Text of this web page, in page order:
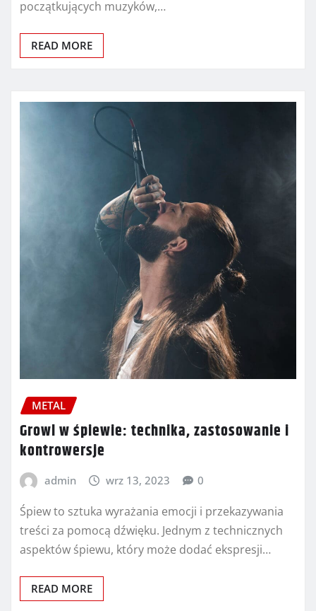
początkujących muzyków,…
READ MORE
METAL
Growl w śpiewie: technika, zastosowanie i
kontrowersje
admin wrz 13, 2023 0
Śpiew to sztuka wyrażania emocji i przekazywania
treści za pomocą dźwięku. Jednym z technicznych
aspektów śpiewu, który może dodać ekspresji…
READ MORE